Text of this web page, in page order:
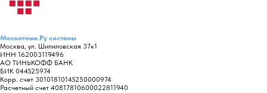
Москитные.Ру системы
Москва, ул. Шипиловская 37к1
ИНН 162003119496
АО ТИНЬКОФФ БАНК
БИК 044525974
Корр. счет 30101810145250000974
Расчетный счет 40817810600022811940